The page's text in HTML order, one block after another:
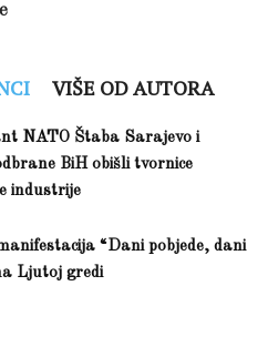
VIŠE OD AUTORA
NATO Štaba Sarajevo i
BiH obišli tvornice
industrije
“Dani pobjede, dani
Ljutoj gredi